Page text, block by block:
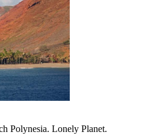
Polynesia. Lonely Planet.